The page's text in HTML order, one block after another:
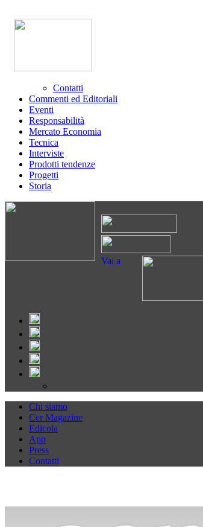
Contatti
Commenti ed Editoriali
Eventi
Responsabilità
Mercato Economia
Tecnica
Interviste
Prodotti tendenze
Progetti
Storia
Vai a
Chi siamo
Cer Magazine
Edicola
App
Press
Contatti